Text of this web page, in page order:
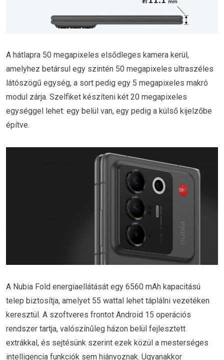
A hátlapra 50 megapixeles elsődleges kamera kerül,
amelyhez betársul egy szintén 50 megapixeles ultraszéles
látószögű egység, a sort pedig egy 5 megapixeles makró
modul zárja. Szelfiket készíteni két 20 megapixeles
egységgel lehet: egy belül van, egy pedig a külső kijelzőbe
építve.
A Nubia Fold energiaellátását egy 6560 mAh kapacitású
telep biztosítja, amelyet 55 wattal lehet táplálni vezetéken
keresztül. A szoftveres frontot Android 15 operációs
rendszer tartja, valószínűleg házon belül fejlesztett
extrákkal, és sejtésünk szerint ezek közül a mesterséges
intelligencia funkciók sem hiányoznak. Ugyanakkor